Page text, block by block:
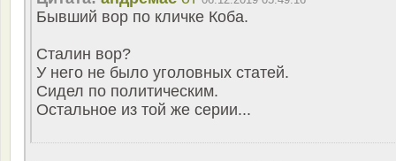
Бывший вор по кличке Коба.
Сталин вор?
У него не было уголовных статей.
Сидел по политическим.
Остальное из той же серии...